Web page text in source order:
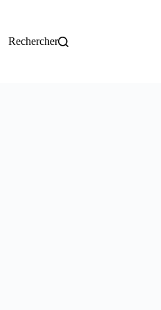
Rechercher